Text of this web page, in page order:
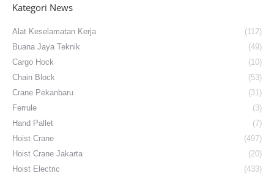
Kategori News
Alat Keselamatan Kerja
(112)
Buana Jaya Teknik
(49)
Cargo Hock
(10)
Chain Block
(53)
Crane Pekanbaru
(31)
Ferrule
(3)
Hand Pallet
(7)
Hoist Crane
(497)
Hoist Crane Jakarta
(20)
Hoist Electric
(433)